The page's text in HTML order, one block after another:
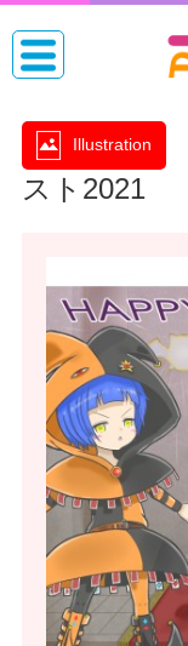
Illustration
スト2021